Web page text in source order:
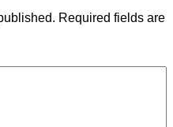
Required fields are